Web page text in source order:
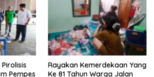
Sidoarjo dan HP (25) warga
Tulungagung.
Pempes
Rayakan Kemerdekaan Yang
Ke 81 Tahun Warga Jalan